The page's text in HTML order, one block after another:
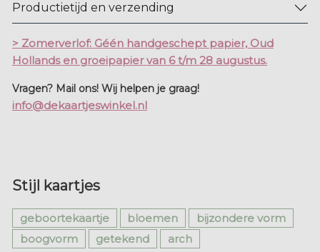
Productietijd en verzending
> Zomerverlof: Géén handgeschept papier, Oud
Hollands en groeipapier van 6 t/m 28 augustus.
Vragen? Mail ons! Wij helpen je graag!
info@dekaartjeswinkel.nl
Stijl kaartjes
geboortekaartje bloemen
bijzondere vorm
boogvorm
getekend arch